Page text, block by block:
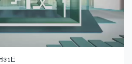
進一步完善跨境理財通，盧彩雲表
及額度可以進一步擴闊，「例如
萬港元，雖然（理財通）已將
否看齊本港專業投資者門檻水
可以有更多選擇。」 本港亦計劃
31日